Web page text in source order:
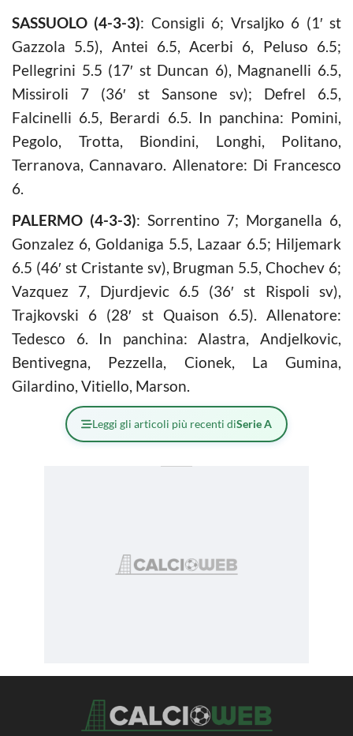
SASSUOLO (4-3-3): Consigli 6; Vrsaljko 6 (1′ st
Gazzola 5.5), Antei 6.5, Acerbi 6, Peluso 6.5;
Pellegrini 5.5 (17′ st Duncan 6), Magnanelli 6.5,
Missiroli 7 (36′ st Sansone sv); Defrel 6.5,
Falcinelli 6.5, Berardi 6.5. In panchina: Pomini,
Pegolo, Trotta, Biondini, Longhi, Politano,
Terranova, Cannavaro. Allenatore: Di Francesco
6.
PALERMO (4-3-3): Sorrentino 7; Morganella 6,
Gonzalez 6, Goldaniga 5.5, Lazaar 6.5; Hiljemark
6.5 (46′ st Cristante sv), Brugman 5.5, Chochev 6;
Vazquez 7, Djurdjevic 6.5 (36′ st Rispoli sv),
Trajkovski 6 (28′ st Quaison 6.5). Allenatore:
Tedesco 6. In panchina: Alastra, Andjelkovic,
Bentivegna, Pezzella, Cionek, La Gumina,
Gilardino, Vitiello, Marson.
Leggi gli articoli più recenti diSerie A